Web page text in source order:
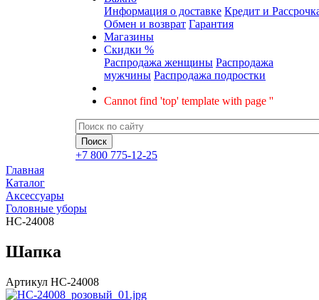
Информация о доставке Кредит и
Обмен и возврат Гарантия
Магазины
Скидки %
Распродажа женщины Распродажа
мужчины Распродажа подростки
Cannot find 'top' template with page ''
+7 800 775-12-25
Главная
Каталог
Аксессуары
Головные уборы
HC-24008
Шапка
Артикул HC-24008